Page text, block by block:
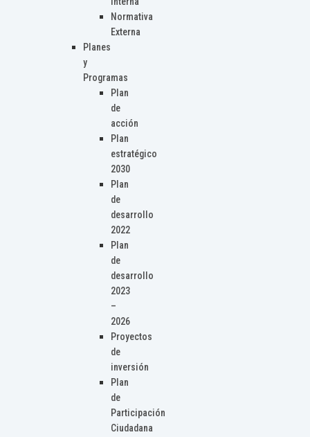
Normativa
Externa
Planes
y
Programas
Plan
de
acción
Plan
estratégico
2030
Plan
de
desarrollo
2022
Plan
de
desarrollo
2023
–
2026
Proyectos
de
inversión
Plan
de
Participación
Ciudadana